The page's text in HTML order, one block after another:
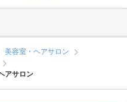
美容室・ヘアサロン
アサロン